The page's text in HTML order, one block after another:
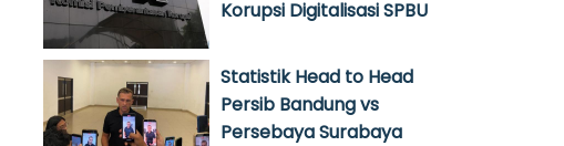
Korupsi Digitalisasi SPBU
Statistik Head to Head
Persib Bandung vs
Persebaya Surabaya